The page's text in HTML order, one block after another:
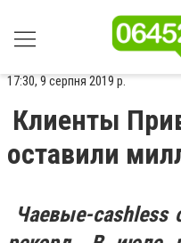
17:30, 9 серпня 2019 р.
Клиенты
оставили
Чаевые-cashless